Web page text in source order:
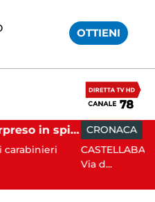
OTTIENI
05:42
Ha perso il